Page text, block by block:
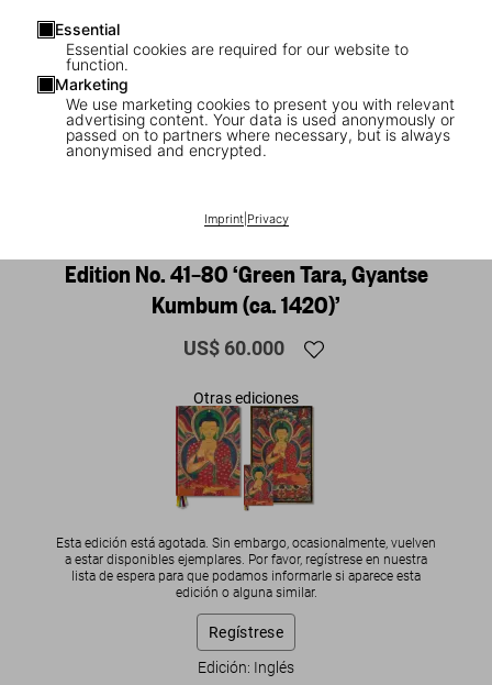
Essential
Essential cookies are required for our website to
function.
Marketing
We use marketing cookies to present you with relevant
advertising content. Your data is used anonymously or
passed on to partners where necessary, but is always
anonymised and encrypted.
Imprint| Privacy
1/30
SOLD OUT
Edition No. 41–80 ‘Green Tara, Gyantse
Kumbum (ca. 1420)’
US$ 60.000
Otras ediciones
Esta edición está agotada. Sin embargo, ocasionalmente, vuelven
a estar disponibles ejemplares. Por favor, regístrese en nuestra
lista de espera para que podamos informarle si aparece esta
edición o alguna similar.
Regístrese
Edición: Inglés